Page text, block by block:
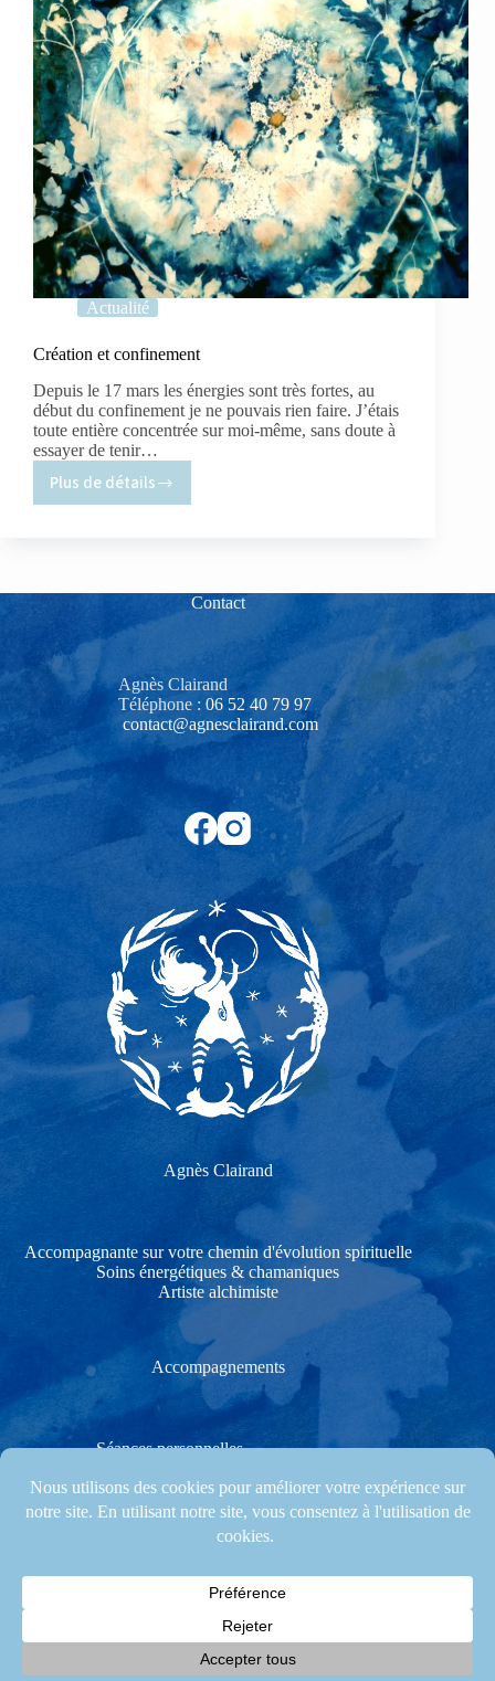
Actualité
Création et confinement
Depuis le 17 mars les énergies sont très fortes, au
début du confinement je ne pouvais rien faire. J’étais
toute entière concentrée sur moi-même, sans doute à
essayer de tenir…
Plus de détails
Création
Contact
Agnès Clairand
Téléphone : 06 52 40 79 97‬
contact@agnesclairand.com
Agnès Clairand
Accompagnante sur votre chemin d'évolution spirituelle
Soins énergétiques & chamaniques
Artiste alchimiste
Accompagnements
Séances personnelles
Stages créatifs & Cérémonies
de Saintes, en Charente-Maritime (17), et régulièrement
également dans les départements voisins (Vienne, Vendée...)
© 2026 Agnès Clairand. Site Web by